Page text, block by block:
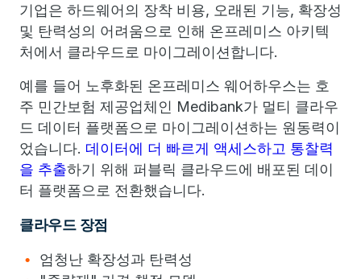
기업은 하드웨어의 장착 비용, 오래된 기능, 확장성
및 탄력성의 어려움으로 인해 온프레미스 아키텍
처에서 클라우드로 마이그레이션합니다.
예를 들어 노후화된 온프레미스 웨어하우스는 호
주 민간보험 제공업체인 Medibank가 멀티 클라우
드 데이터 플랫폼으로 마이그레이션하는 원동력이
었습니다. 데이터에 더 빠르게 액세스하고 통찰력
을 추출하기 위해 퍼블릭 클라우드에 배포된 데이
터 플랫폼으로 전환했습니다.
클라우드 장점
엄청난 확장성과 탄력성